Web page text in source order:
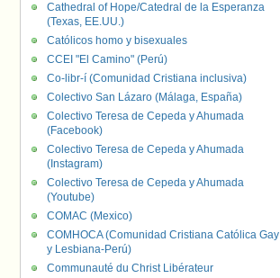
Cathedral of Hope/Catedral de la Esperanza
(Texas, EE.UU.)
Católicos homo y bisexuales
CCEI "El Camino" (Perú)
Co-libr-í (Comunidad Cristiana inclusiva)
Colectivo San Lázaro (Málaga, España)
Colectivo Teresa de Cepeda y Ahumada
(Facebook)
Colectivo Teresa de Cepeda y Ahumada
(Instagram)
Colectivo Teresa de Cepeda y Ahumada
(Youtube)
COMAC (Mexico)
COMHOCA (Comunidad Cristiana Católica Gay
y Lesbiana-Perú)
Communauté du Christ Libérateur